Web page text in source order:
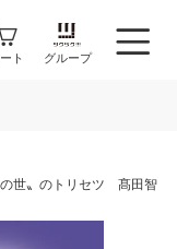
ト グループ
世〟のトリセツ 髙田智